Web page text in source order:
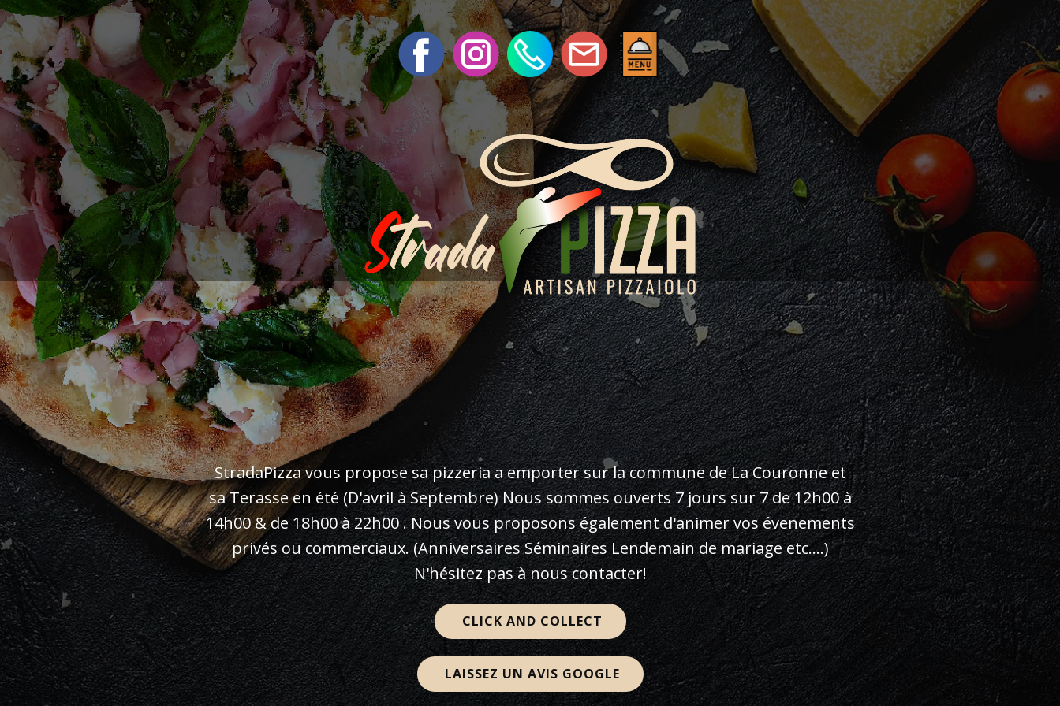
StradaPizza vous propose sa pizzeria a emporter sur la commune de La Couronne et
sa Terasse en été (D'avril à Septembre) Nous sommes ouverts 7 jours sur 7 de 12h00 à
14h00 & de 18h00 à 22h00 . Nous vous proposons également d'animer vos évenements
privés ou commerciaux. (Anniversaires Séminaires Lendemain de mariage etc....)
N'hésitez pas à nous contacter!
CLICK AND COLLECT
LAISSEZ UN AVIS GOOGLE